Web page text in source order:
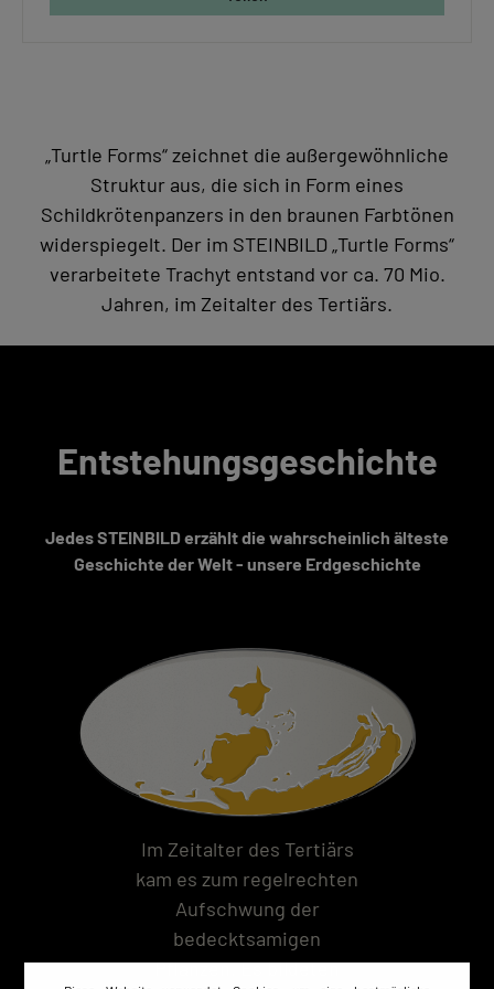
„Turtle Forms“ zeichnet die außergewöhnliche
Struktur aus, die sich in Form eines
Schildkrötenpanzers in den braunen Farbtönen
widerspiegelt. Der im STEINBILD „Turtle Forms“
verarbeitete Trachyt entstand vor ca. 70 Mio.
Jahren, im Zeitalter des Tertiärs.
Entstehungsgeschichte
Jedes STEINBILD erzählt die wahrscheinlich älteste
Geschichte der Welt - unsere Erdgeschichte
Im Zeitalter des Tertiärs
kam es zum regelrechten
Aufschwung der
bedecktsamigen
Pflanzen. Es bildeten